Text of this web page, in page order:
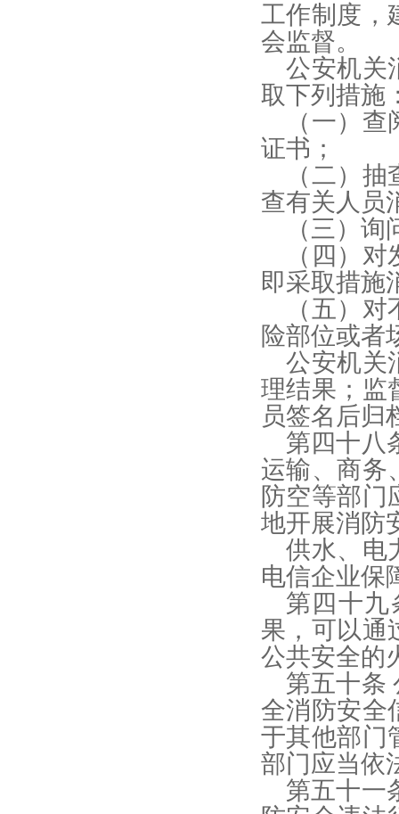
工作制度，
会监督。
公安机关
取下列措施
（一）
证书；
（二）
查有关人员
（三）
（四）
即采取措施
（五）
险部位或者
公安机关
理结果；监
员签名后归
第四十八
运输、商务
防空等部门
地开展消防
供水、电
电信企业保
第四十九
果，可以通
公共安全的
第五十条
全消防安全
于其他部门
部门应当依
第五十一